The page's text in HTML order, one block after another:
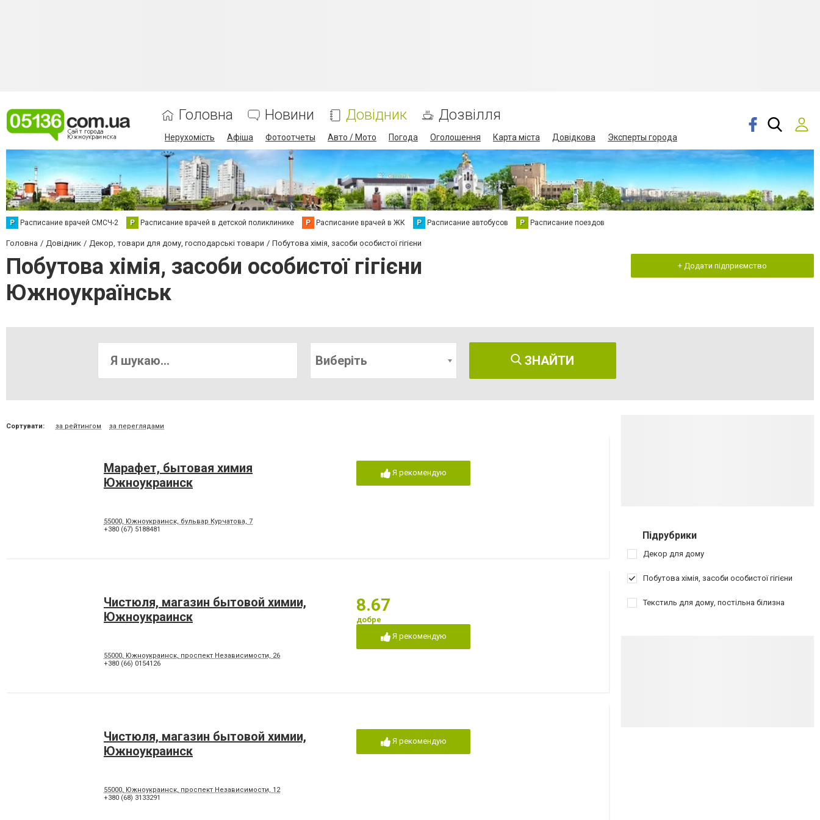
Головна Новини Довідник Дозвілля
Нерухомість Афіша Фотоотчеты Авто / Мото Погода Оголошення Карта міста Довідкова Эксперты города
Р Расписание врачей СМСЧ-2 Р Расписание врачей в детской поликлинике Р Расписание врачей в ЖК Р Расписание автобусов Р Расписание поездов
Головна Довідник Декор, товари для дому, господарські товари Побутова хімія, засоби особистої гігієни
Побутова хімія, засоби особистої гігієни
Южноукраїнськ
+ Додати підприємство
Виберіть ЗНАЙТИ
Сортувати: за рейтингом за переглядами
Марафет, бытовая химия
Южноукраинск
55000, Южноукраинск, бульвар Курчатова, 7
+380 (67) 5188481
Я рекомендую
Чистюля, магазин бытовой химии,
Южноукраинск
55000, Южноукраинск, проспект Независимости, 26
+380 (66) 0154126
8.67
добре
Я рекомендую
Чистюля, магазин бытовой химии,
Южноукраинск
55000, Южноукраинск, проспект Независимости, 12
+380 (68) 3133291
Я рекомендую
Підрубрики
Декор для дому
Побутова хімія, засоби особистої гігієни
Текстиль для дому, постільна білизна